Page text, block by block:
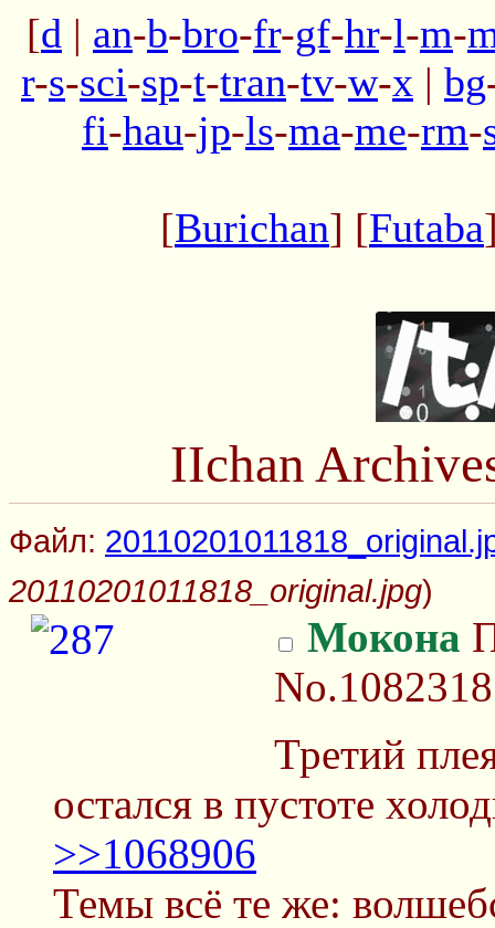
[d | an-b-bro-fr-gf-hr-l-m-
r-s-sci-sp-t-tran-tv-w-x | bg
fi-hau-jp-ls-ma-me-rm-
[Burichan] [Futaba
IIchan
Файл:
20110201011818_original.jpg)
Мокона
No.1082318
Третий
остался в пустоте
>>1068906
Темы всё те же: